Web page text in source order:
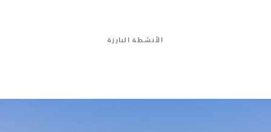
الأنشطة البارزة